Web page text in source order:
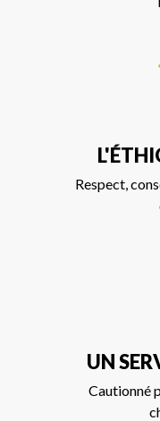
Respect,
UN
Cautionné